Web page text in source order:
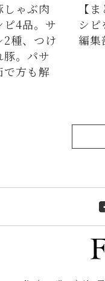
月の旬レ
FOODIE
すすめ！
桃
食
疋屋